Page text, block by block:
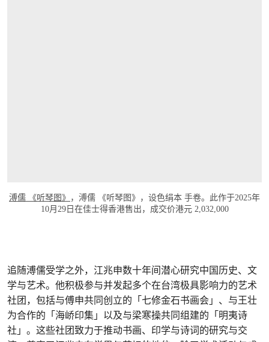
溥儒 《听琴图》 ，溥儒 《听琴图》，设色绢本 手卷。此作于2025年
10月29日在佳士得香港售出，成交价港元 2,032,000
追随溥儒受学之外，江兆申数十年间潜心研究中国历史、文
学与艺术。他积极参与并发起多个在台湾极具影响力的艺术
社团，包括与傅申共同创立的「七修金石书画会」、与王壮
为合作的「海峤印集」以及与梁寒操共同组建的「明夷诗
社」。这些社团致力于推动书画、印学与诗词的研究与交